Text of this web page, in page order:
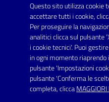
Questo sito utilizza cookie
accettare tutti i cookie,
Per proseguire la
analitici clicca sul pulsante
i cookie tecnici'. Puoi
in ogni momento
pulsante 'Impostazioni
pulsante 'Conferma le
completa, clicca
Telefono: 0999707766
Fax: 0999704336
Posta Elettronica Certificata:
Link utili
Informativa privacy